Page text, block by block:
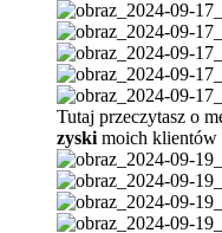
Tutaj przeczytasz o
zyski moich klientów